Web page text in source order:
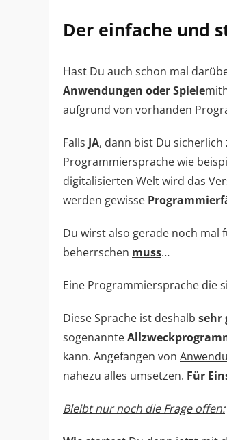
Der einfache und
Hast Du auch schon mal
Anwendungen oder Spiele
aufgrund von vorhanden
Falls JA, dann bist Du
Programmiersprache wie
digitalisierten Welt wird das
werden gewisse
Du wirst also gerade noch mal
beherrschen muss…
Eine Programmiersprache die
Diese Sprache ist deshalb sehr
sogenannte
kann. Angefangen von
nahezu alles umsetzen. Für
Bleibt nur noch die Frage offen: